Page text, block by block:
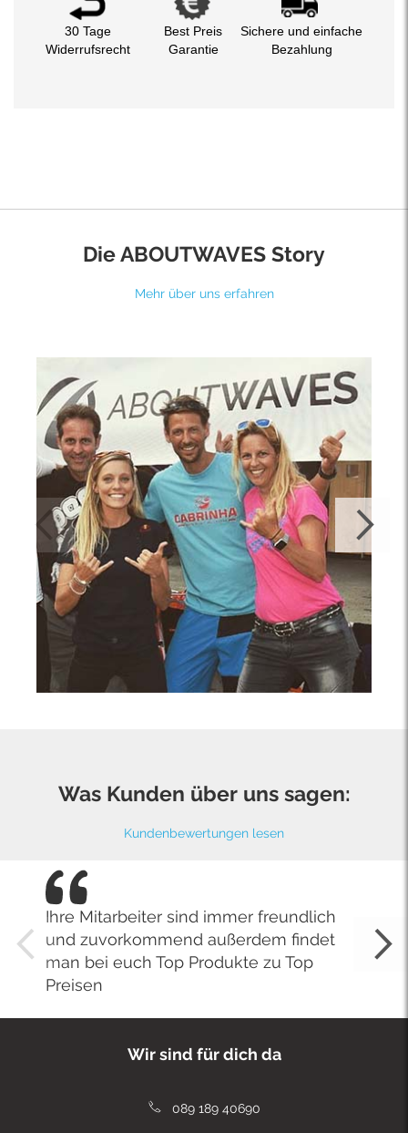
30 Tage
Widerrufsrecht
Best Preis
Garantie
Sichere und einfache
Bezahlung
Die ABOUTWAVES Story
Mehr über uns erfahren
Was Kunden über uns sagen:
Kundenbewertungen lesen
Ihre Mitarbeiter sind immer freundlich
und zuvorkommend außerdem findet
man bei euch Top Produkte zu Top
Preisen
Wir sind für dich da
089 189 40690